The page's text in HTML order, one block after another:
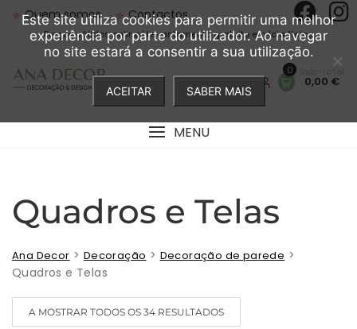
content
Quem somos Contactos
Preços válidos online | Levantamento gratuito em loja física
0
0,00 €
MENU
Quadros e Telas
Ana Decor > Decoração > Decoração de parede >
Quadros e Telas
A MOSTRAR TODOS OS 34 RESULTADOS
Este site utiliza cookies para permitir uma melhor
experiência por parte do utilizador. Ao navegar
no site estará a consentir a sua utilização.
ACEITAR SABER MAIS